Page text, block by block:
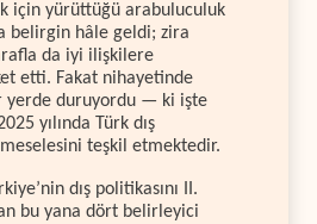
için yürüttüğü arabuluculuk
belirgin hâle geldi; zira
da iyi ilişkilere
etti. Fakat nihayetinde
yerde duruyordu — ki işte
yılında Türk dış
meselesini teşkil etmektedir.
dış politikasını II.
bu yana dört belirleyici